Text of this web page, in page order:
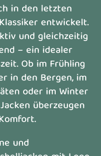
in den letzten
entwickelt.
und gleichzeitig
– ein idealer
Ob im Frühling
in den Bergen, im
oder im Winter
überzeugen
und